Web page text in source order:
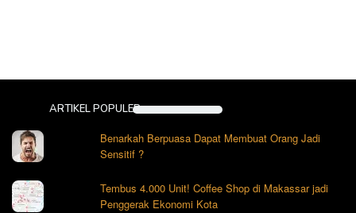
ARTIKEL POPULER
Benarkah Berpuasa Dapat Membuat Orang Jadi
Sensitif ?
Tembus 4.000 Unit! Coffee Shop di Makassar jadi
Penggerak Ekonomi Kota